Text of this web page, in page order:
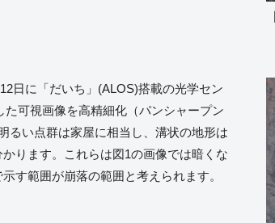
日に「だいち」(ALOS)搭載の光学セン
た可視画像を高精細化（パンシャープン
るい点群は家屋に相当し、溝状の地形は
ります。これらは図1の画像では暗くな
す範囲が崩落の範囲と考えられます。